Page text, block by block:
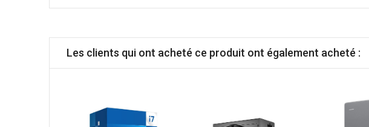
Les clients qui ont acheté ce produit ont également acheté :